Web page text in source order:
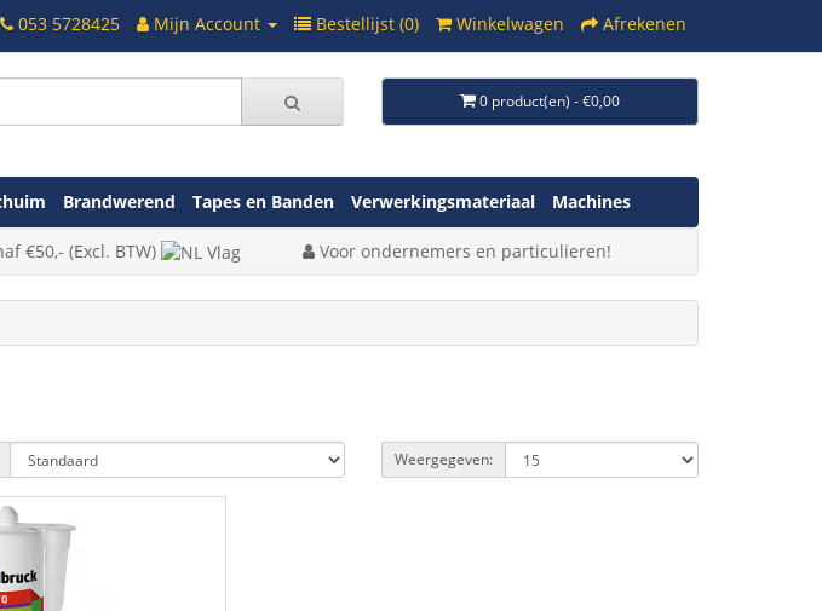
053 5728425 Mijn Account Bestellijst (0) Winkelwagen Afrekenen
0 product(en) - €0,00
Brandwerend Tapes en Banden Verwerkingsmateriaal Machines
€50,- (Excl. BTW) Voor ondernemers en particulieren!
Weergegeven: